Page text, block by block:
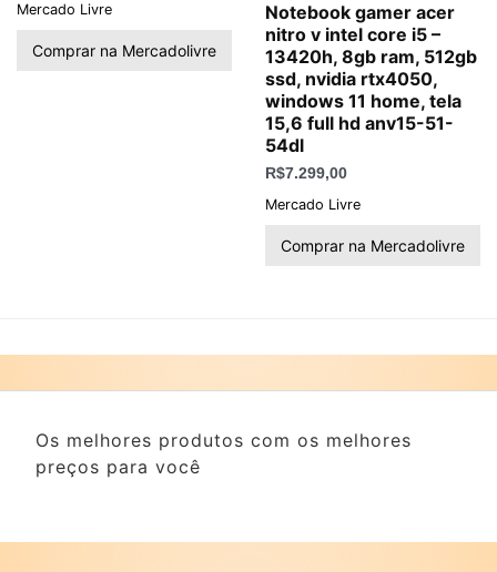
Mercado Livre
Comprar na Mercadolivre
Notebook gamer acer
nitro v intel core i5 –
13420h, 8gb ram, 512gb
ssd, nvidia rtx4050,
windows 11 home, tela
15,6 full hd anv15-51-
54dl
R$7.299,00
Mercado Livre
Comprar na Mercadolivre
Os melhores produtos com os melhores
preços para você